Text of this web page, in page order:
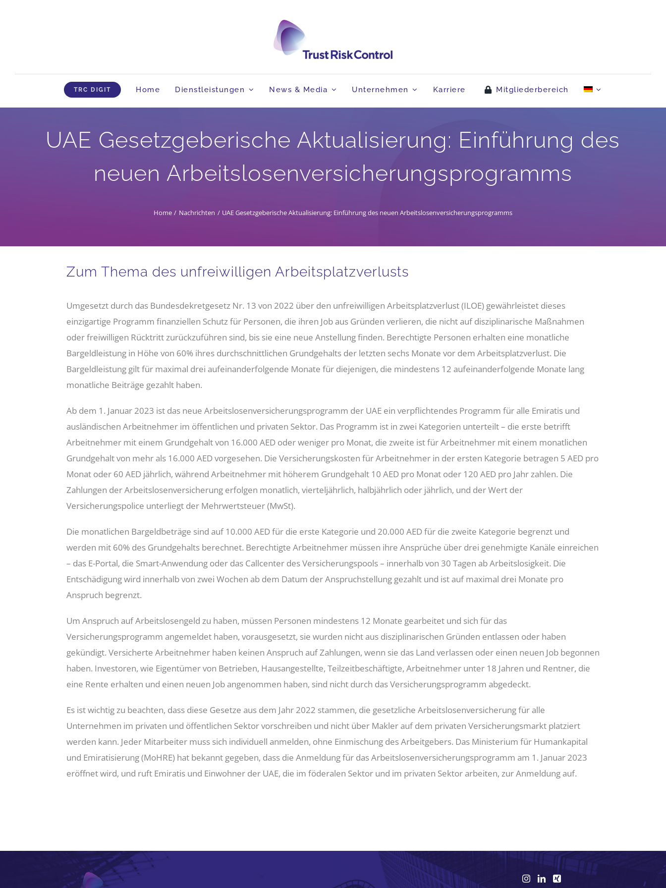
TRC DIGIT Home Dienstleistungen News & Media Unternehmen Karriere Mitgliederbereich
UAE Gesetzgeberische Aktualisierung: Einführung des
neuen Arbeitslosenversicherungsprogramms
Home Nachrichten UAE Gesetzgeberische Aktualisierung: Einführung des neuen Arbeitslosenversicherungsprogramms
Zum Thema des unfreiwilligen Arbeitsplatzverlusts
Umgesetzt durch das Bundesdekretgesetz Nr. 13 von 2022 über den unfreiwilligen Arbeitsplatzverlust (ILOE) gewährleistet dieses
einzigartige Programm finanziellen Schutz für Personen, die ihren Job aus Gründen verlieren, die nicht auf disziplinarische Maßnahmen
oder freiwilligen Rücktritt zurückzuführen sind, bis sie eine neue Anstellung finden. Berechtigte Personen erhalten eine monatliche
Bargeldleistung in Höhe von 60% ihres durchschnittlichen Grundgehalts der letzten sechs Monate vor dem Arbeitsplatzverlust. Die
Bargeldleistung gilt für maximal drei aufeinanderfolgende Monate für diejenigen, die mindestens 12 aufeinanderfolgende Monate lang
monatliche Beiträge gezahlt haben.
Ab dem 1. Januar 2023 ist das neue Arbeitslosenversicherungsprogramm der UAE ein verpflichtendes Programm für alle Emiratis und
ausländischen Arbeitnehmer im öffentlichen und privaten Sektor. Das Programm ist in zwei Kategorien unterteilt – die erste betrifft
Arbeitnehmer mit einem Grundgehalt von 16.000 AED oder weniger pro Monat, die zweite ist für Arbeitnehmer mit einem monatlichen
Grundgehalt von mehr als 16.000 AED vorgesehen. Die Versicherungskosten für Arbeitnehmer in der ersten Kategorie betragen 5 AED pro
Monat oder 60 AED jährlich, während Arbeitnehmer mit höherem Grundgehalt 10 AED pro Monat oder 120 AED pro Jahr zahlen. Die
Zahlungen der Arbeitslosenversicherung erfolgen monatlich, vierteljährlich, halbjährlich oder jährlich, und der Wert der
Versicherungspolice unterliegt der Mehrwertsteuer (MwSt).
Die monatlichen Bargeldbeträge sind auf 10.000 AED für die erste Kategorie und 20.000 AED für die zweite Kategorie begrenzt und
werden mit 60% des Grundgehalts berechnet. Berechtigte Arbeitnehmer müssen ihre Ansprüche über drei genehmigte Kanäle einreichen
– das E-Portal, die Smart-Anwendung oder das Callcenter des Versicherungspools – innerhalb von 30 Tagen ab Arbeitslosigkeit. Die
Entschädigung wird innerhalb von zwei Wochen ab dem Datum der Anspruchstellung gezahlt und ist auf maximal drei Monate pro
Anspruch begrenzt.
Um Anspruch auf Arbeitslosengeld zu haben, müssen Personen mindestens 12 Monate gearbeitet und sich für das
Versicherungsprogramm angemeldet haben, vorausgesetzt, sie wurden nicht aus disziplinarischen Gründen entlassen oder haben
gekündigt. Versicherte Arbeitnehmer haben keinen Anspruch auf Zahlungen, wenn sie das Land verlassen oder einen neuen Job begonnen
haben. Investoren, wie Eigentümer von Betrieben, Hausangestellte, Teilzeitbeschäftigte, Arbeitnehmer unter 18 Jahren und Rentner, die
eine Rente erhalten und einen neuen Job angenommen haben, sind nicht durch das Versicherungsprogramm abgedeckt.
Es ist wichtig zu beachten, dass diese Gesetze aus dem Jahr 2022 stammen, die gesetzliche Arbeitslosenversicherung für alle
Unternehmen im privaten und öffentlichen Sektor vorschreiben und nicht über Makler auf dem privaten Versicherungsmarkt platziert
werden kann. Jeder Mitarbeiter muss sich individuell anmelden, ohne Einmischung des Arbeitgebers. Das Ministerium für Humankapital
und Emiratisierung (MoHRE) hat bekannt gegeben, dass die Anmeldung für das Arbeitslosenversicherungsprogramm am 1. Januar 2023
eröffnet wird, und ruft Emiratis und Einwohner der UAE, die im föderalen Sektor und im privaten Sektor arbeiten, zur Anmeldung auf.